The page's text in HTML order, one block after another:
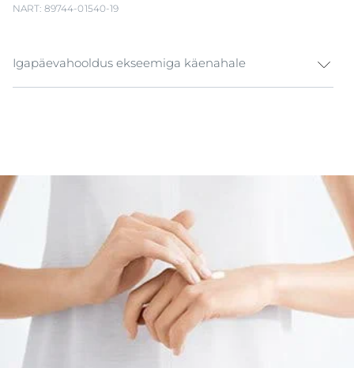
NART: 89744-01540-19
Igapäevahooldus ekseemiga käenahale
kuivatada, nii et see hakkab kiskuma, muutub
ketendama ja sügelema.
Eucerin AtopiControl kätekreem muudab käenaha
siledaks ja rahustab seda.
Kiiresti imenduv koostis,
misei jäta nahka rasvaseks,sisaldab erilaadset
toimeainete kooslust: rahustavat likohalkoon A-d,
bakterivastast dekaandiooli ja sügelust leevendavat
mentoksüpropaandiooli (MPD). Samuti on koostises
rohkelt keramiide ja kaeraekstrakti (Avena sativa) –
need tugevdavad naha kaitsekihti, leevendavad
nahakuivust ja pärsivad sügelusaistingut.